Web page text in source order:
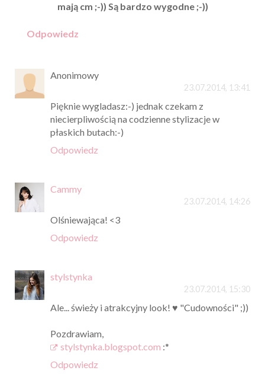
mają cm ;-)) Są bardzo wygodne ;-))
Odpowiedz
Anonimowy
23.07.2014, 13:41
Pięknie wygladasz:-) jednak czekam z
niecierpliwością na codzienne stylizacje w
płaskich butach:-)
Odpowiedz
Cammy
23.07.2014, 14:26
Olśniewająca! <3
Odpowiedz
stylstynka
23.07.2014, 15:30
Ale... świeży i atrakcyjny look! ♥ "Cudowności" ;))
Pozdrawiam,
stylstynka.blogspot.com :*
Odpowiedz